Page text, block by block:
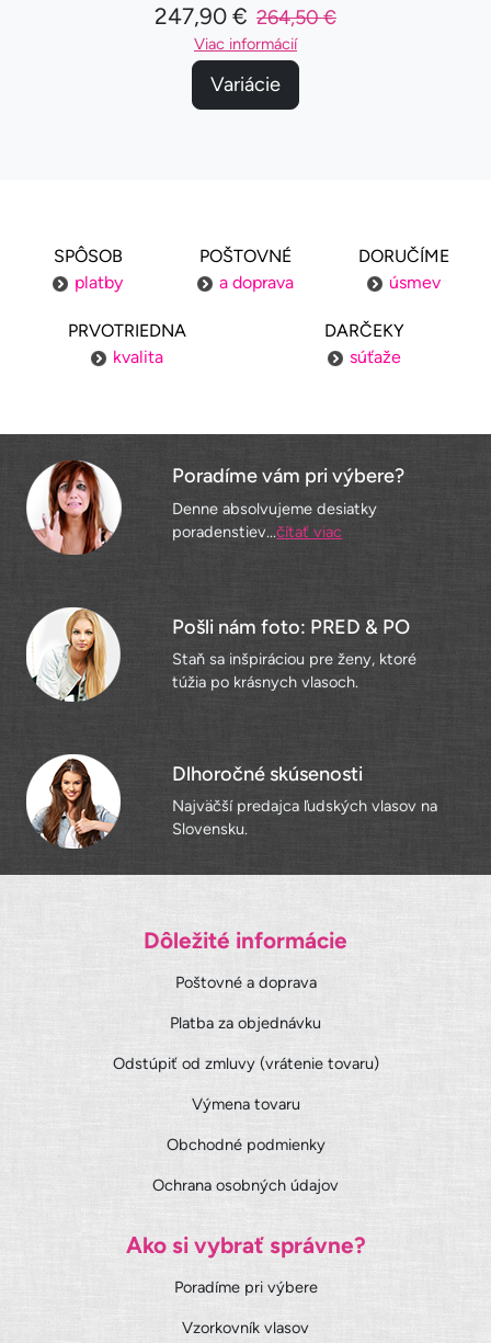
247,90 € 264,50 €
Viac informácií
Variácie
SPÔSOB
platby
POŠTOVNÉ
a doprava
DORUČÍME
úsmev
PRVOTRIEDNA
kvalita
DARČEKY
súťaže
Poradíme vám pri výbere?
Denne absolvujeme desiatky
poradenstiev...čítať viac
Pošli nám foto: PRED & PO
Staň sa inšpiráciou pre ženy, ktoré
túžia po krásnych vlasoch.
Dlhoročné skúsenosti
Najväčší predajca ľudských vlasov na
Slovensku.
Dôležité informácie
Poštovné a doprava
Platba za objednávku
Odstúpiť od zmluvy (vrátenie tovaru)
Výmena tovaru
Obchodné podmienky
Ochrana osobných údajov
Ako si vybrať správne?
Poradíme pri výbere
Vzorkovník vlasov